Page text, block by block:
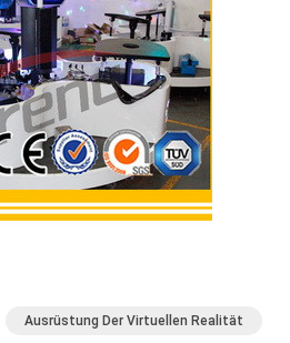
Ausrüstung Der Virtuellen Realität